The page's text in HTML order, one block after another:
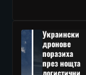
Украински
дронове
поразиха
през нощта